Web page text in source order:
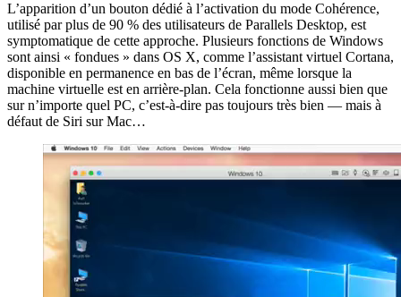
L’apparition d’un bouton dédié à l’activation du mode Cohérence,
utilisé par plus de 90 % des utilisateurs de Parallels Desktop, est
symptomatique de cette approche. Plusieurs fonctions de Windows
sont ainsi « fondues » dans OS X, comme l’assistant virtuel Cortana,
disponible en permanence en bas de l’écran, même lorsque la
machine virtuelle est en arrière-plan. Cela fonctionne aussi bien que
sur n’importe quel PC, c’est-à-dire pas toujours très bien — mais à
défaut de Siri sur Mac…